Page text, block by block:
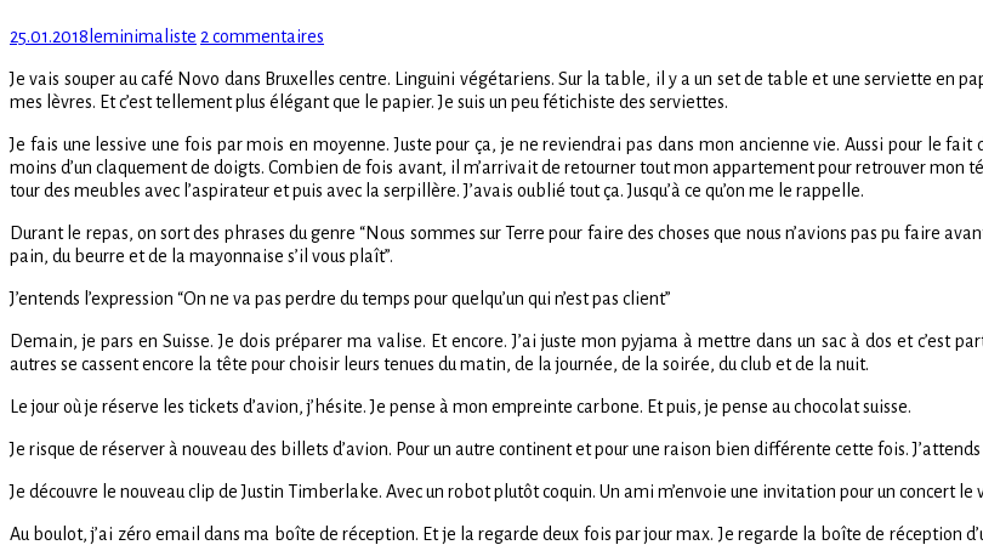
Posted
25.01.2018 Author
leminimaliste 2 commentaires
25
–
qui
aimait
les
non
lus
Je vais souper au café Novo dans Bruxelles centre. Linguini végétariens. Sur la table, il y a un set de table et une serviette en
mes lèvres. Et c’est tellement plus élégant que le papier. Je suis un peu fétichiste des serviettes.
Je fais une lessive une fois par mois en moyenne. Juste pour ça, je ne reviendrai pas dans mon ancienne vie. Aussi pour le
moins d’un claquement de doigts. Combien de fois avant, il m’arrivait de retourner tout mon appartement pour retrouver mon
tour des meubles avec l’aspirateur et puis avec la serpillère. J’avais oublié tout ça. Jusqu’à ce qu’on me le rappelle.
Durant le repas, on sort des phrases du genre “Nous sommes sur Terre pour faire des choses que nous n’avions pas pu faire
pain, du beurre et de la mayonnaise s’il vous plaît”.
J’entends l’expression “On ne va pas perdre du temps pour quelqu’un qui n’est pas client”
Demain, je pars en Suisse. Je dois préparer ma valise. Et encore. J’ai juste mon pyjama à mettre dans un sac à dos et c’est
autres se cassent encore la tête pour choisir leurs tenues du matin, de la journée, de la soirée, du club et de la nuit.
Le jour où je réserve les tickets d’avion, j’hésite. Je pense à mon empreinte carbone. Et puis, je pense au chocolat suisse.
Je risque de réserver à nouveau des billets d’avion. Pour un autre continent et pour une raison bien différente cette fois.
Je découvre le nouveau clip de Justin Timberlake. Avec un robot plutôt coquin. Un ami m’envoie une invitation pour un concert le
Au boulot, j’ai zéro email dans ma boîte de réception. Et je la regarde deux fois par jour max. Je regarde la boîte de réception